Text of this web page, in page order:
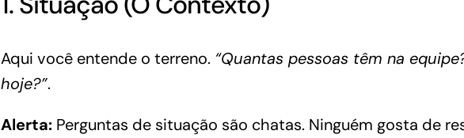
Aqui você entende o terreno. “Quantas pessoas têm na
hoje?”.
Alerta:Perguntas de situação são chatas. Ninguém gosta de